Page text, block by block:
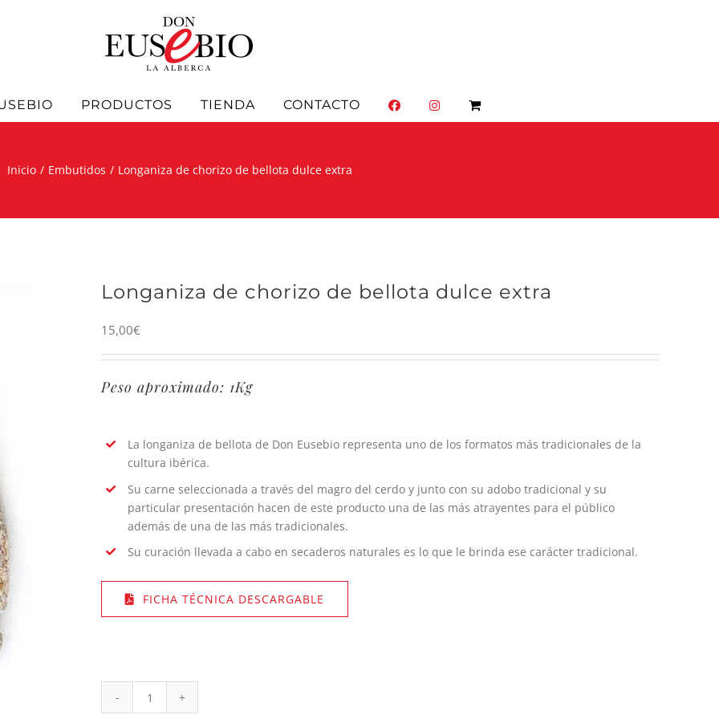
PRODUCTOS TIENDA CONTACTO
Inicio Embutidos Longaniza de chorizo de bellota dulce extra
Longaniza de chorizo de bellota dulce extra
15,00€
Peso aproximado: 1Kg
La longaniza de bellota de Don Eusebio representa uno de los formatos más tradicionales de la
cultura ibérica.
Su carne seleccionada a través del magro del cerdo y junto con su adobo tradicional y su
particular presentación hacen de este producto una de las más atrayentes para el público
además de una de las más tradicionales.
Su curación llevada a cabo en secaderos naturales es lo que le brinda ese carácter tradicional.
FICHA TÉCNICA DESCARGABLE